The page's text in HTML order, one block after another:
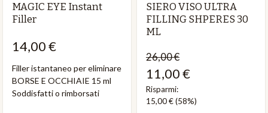
MAGIC EYE Instant
Filler
14,00 €
Filler istantaneo per eliminare
BORSE E OCCHIAIE 15 ml
Soddisfatti o rimborsati
SIERO VISO ULTRA
FILLING SHPERES 30
ML
26,00 €
11,00 €
Risparmi:
15,00 €(58%)